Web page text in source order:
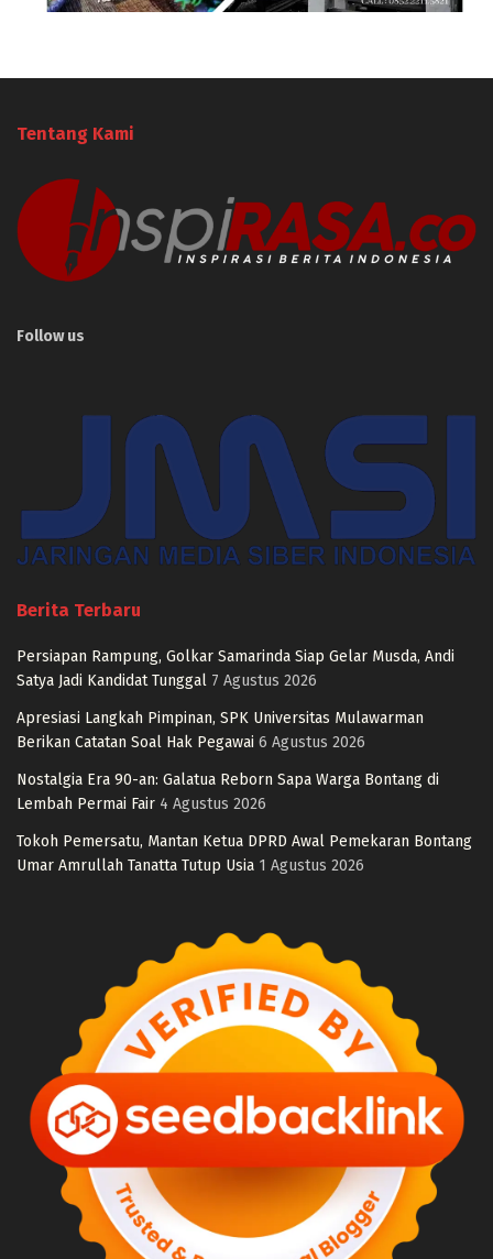
Tentang Kami
Follow us
Berita Terbaru
Persiapan Rampung, Golkar Samarinda Siap Gelar Musda, Andi
Satya Jadi Kandidat Tunggal 7 Agustus 2026
Apresiasi Langkah Pimpinan, SPK Universitas Mulawarman
Berikan Catatan Soal Hak Pegawai 6 Agustus 2026
Nostalgia Era 90-an: Galatua Reborn Sapa Warga Bontang di
Lembah Permai Fair 4 Agustus 2026
Tokoh Pemersatu, Mantan Ketua DPRD Awal Pemekaran Bontang
Umar Amrullah Tanatta Tutup Usia 1 Agustus 2026